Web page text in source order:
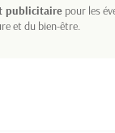
publicitaire pour les
et du bien-être.